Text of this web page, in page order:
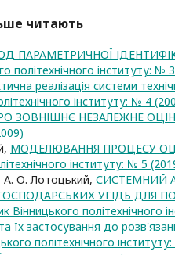
читають
ПАРАМЕТРИЧНОЇ
політехнічного інституту: №
реалізація системи
інституту: № 4
ЗОВНІШНЄ НЕЗАЛЕЖНЕ
МОДЕЛЮВАННЯ ПРОЦЕСУ
інституту: № 5
О. Лотоцький, СИСТЕМНИЙ
УГІДЬ ДЛЯ
Вінницького політехнічного
їх застосування до
політехнічного